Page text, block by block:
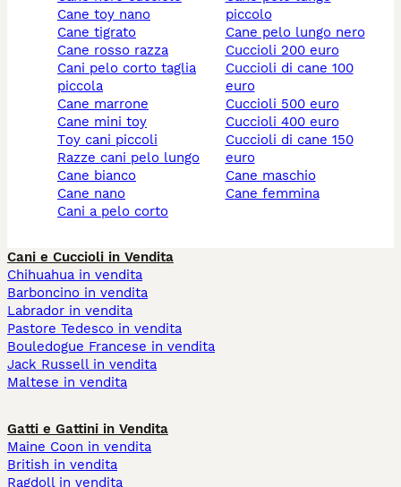
cane toy nano
cane tigrato
cane rosso razza
cani pelo corto taglia
piccola
cane marrone
cane mini toy
toy cani piccoli
razze cani pelo lungo
cane bianco
cane nano
cani a pelo corto
piccolo
cane pelo lungo nero
cuccioli 200 euro
cuccioli di cane 100
euro
cuccioli 500 euro
cuccioli 400 euro
cuccioli di cane 150
euro
cane maschio
cane femmina
Cani e Cuccioli in Vendita
Chihuahua in vendita
Barboncino in vendita
Labrador in vendita
Pastore Tedesco in vendita
Bouledogue Francese in vendita
Jack Russell in vendita
Maltese in vendita
Gatti e Gattini in Vendita
Maine Coon in vendita
British in vendita
Ragdoll in vendita